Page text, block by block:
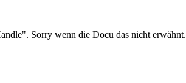
Sorry wenn die Docu das nicht erwähnt.